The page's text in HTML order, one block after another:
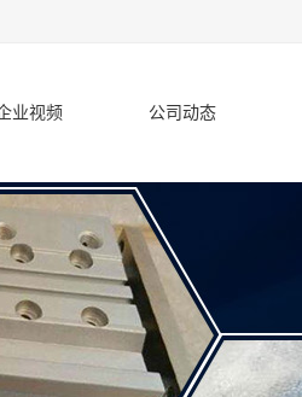
业视频 公司动态